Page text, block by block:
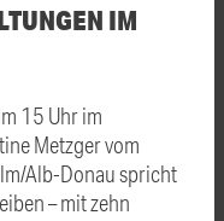
IM
15 Uhr im
Metzger vom
Alb-Donau spricht
– mit zehn